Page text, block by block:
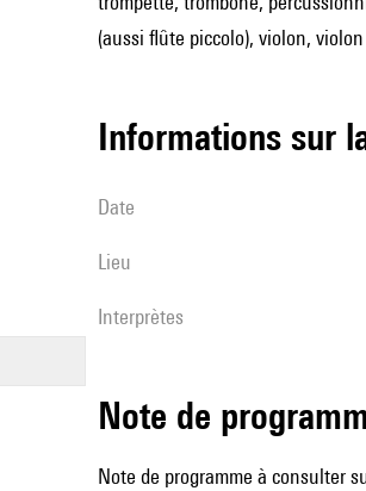
(aussi flûte piccolo), violon,
informations sur
date
lieu
interprètes
Note de
Note de programme à consulter